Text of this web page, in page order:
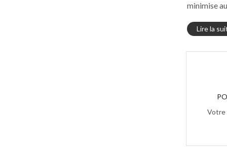
minimise
Lire la
Votre